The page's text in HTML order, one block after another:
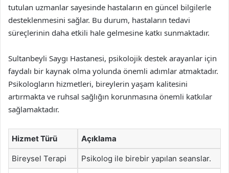
tutulan uzmanlar sayesinde hastaların en güncel bilgilerle
desteklenmesini sağlar. Bu durum, hastaların tedavi
süreçlerinin daha etkili hale gelmesine katkı sunmaktadır.
Sultanbeyli Saygı Hastanesi, psikolojik destek arayanlar için
faydalı bir kaynak olma yolunda önemli adımlar atmaktadır.
Psikologların hizmetleri, bireylerin yaşam kalitesini
artırmakta ve ruhsal sağlığın korunmasına önemli katkılar
sağlamaktadır.
Hizmet Türü Açıklama
Bireysel Terapi Psikolog ile birebir yapılan seanslar.